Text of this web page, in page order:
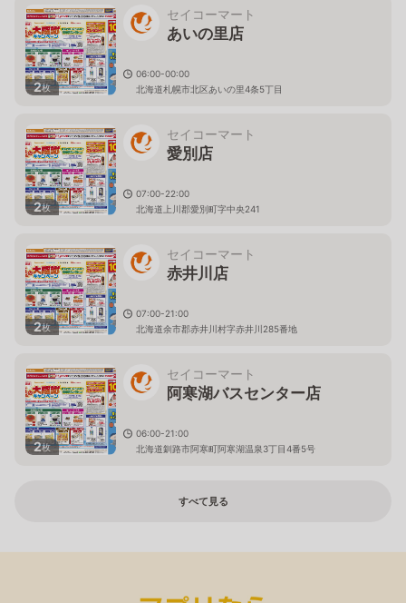
2枚
セイコーマート
あいの里店
06:00-00:00
北海道札幌市北区あいの里4条5丁目
2枚
セイコーマート
愛別店
07:00-22:00
北海道上川郡愛別町字中央241
2枚
セイコーマート
赤井川店
07:00-21:00
北海道余市郡赤井川村字赤井川285番地
2枚
セイコーマート
阿寒湖バスセンター店
06:00-21:00
北海道釧路市阿寒町阿寒湖温泉3丁目4番5号
すべて見る